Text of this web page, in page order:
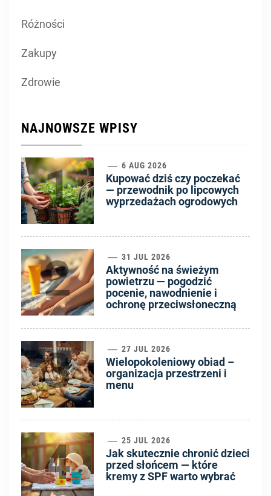
Różności
Zakupy
Zdrowie
NAJNOWSZE WPISY
1 6 AUG 2026
Kupować dziś czy poczekać
— przewodnik po lipcowych
wyprzedażach ogrodowych
2 31 JUL 2026
Aktywność na świeżym
powietrzu — pogodzić
pocenie, nawodnienie i
ochronę przeciwsłoneczną
3 27 JUL 2026
Wielopokoleniowy obiad –
organizacja przestrzeni i
menu
4 25 JUL 2026
Jak skutecznie chronić dzieci
przed słońcem — które
kremy z SPF warto wybrać